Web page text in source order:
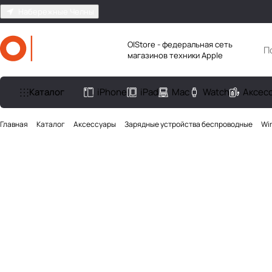
O|Store - федеральная сеть
магазинов техники Apple
Каталог iPhone iPad Mac Watch
Главная Каталог Аксесcуары Зарядные устройства беспроводные